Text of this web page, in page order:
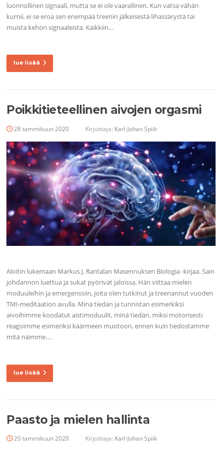
luonnollinen signaali, mutta se ei ole vaarallinen. Kun vatsa vähän
kurnii, ei se eroa sen enempää treenin jälkeisestä lihassärystä tai
muista kehon signaaleista. Kaikkiin…
lue lisää
Poikkitieteellinen aivojen orgasmi
28 tammikuun 2020 Kirjoittaja: Karl-Johan Spiik
Aloitin lukemaan Markus J. Rantalan Masennuksen Biologia -kirjaa. Sain
johdannon luettua ja sukat pyörivät jaloissa. Hän viittaa mielen
moduuleihin ja emergenssiin, joita olen tutkinut ja treenannut vuoden
TMI-meditaation avulla. Minä tiedän ja tunnistan esimerkiksi
aivoihimme koodatut aistimoduulit, minä tiedän, miksi motorisesti
reagoimme esimeriksi käärmeen muotoon, ennen kuin tiedostamme
mitä näimme….
lue lisää
Paasto ja mielen hallinta
20 tammikuun 2020 Kirjoittaja: Karl-Johan Spiik